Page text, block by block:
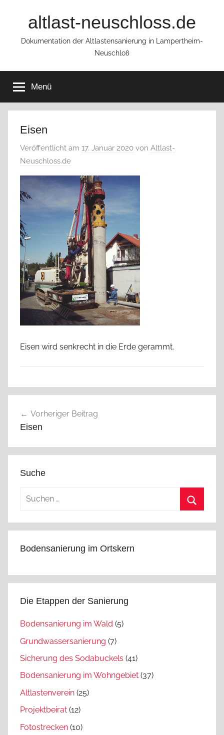
altlast-neuschloss.de
Dokumentation der Altlastensanierung in Lampertheim-
Neuschloß
Menü
Eisen
Veröffentlicht am 17. Januar 2020 von Altlast-
Neuschloss.de
Eisen wird senkrecht in die Erde gerammt.
Vorheriger Beitrag
Eisen
Suche
Suchen
Bodensanierung im Ortskern
Die Etappen der Sanierung
Bodensanierung im Wald (5)
Grundwassersanierung (7)
Sicherung des Sodabuckels (41)
Bodensanierung im Wohngebiet (37)
Altlastenverein (25)
Projektbeirat (12)
Fotostrecken (10)